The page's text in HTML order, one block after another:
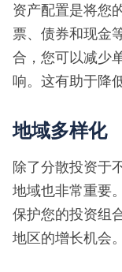
资产配置是将您
票、债券和现金
合，您可以减少
响。这有助于降
地域多样化
除了分散投资于
地域也非常重要
保护您的投资组
地区的增长机会。